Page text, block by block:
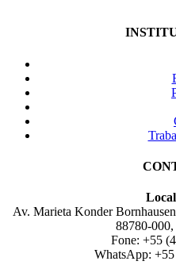
Av. Marieta Konder
88780-
Fone: +55
WhatsApp: